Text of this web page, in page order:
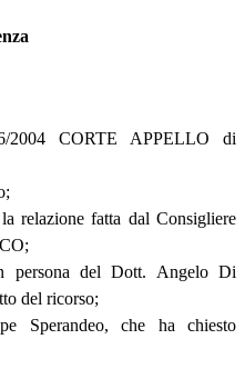
2004 CORTE APPELLO di
fatta dal Consigliere
persona del Dott. Angelo Di
del ricorso;
Sperandeo, che ha chiesto